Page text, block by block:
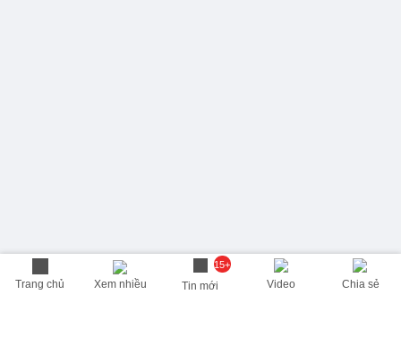
Trang chủ Xem nhiều
15+
Tin mới Video Chia sẻ